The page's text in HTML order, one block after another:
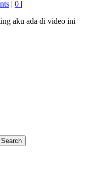
| 0 |
aku ada di video ini